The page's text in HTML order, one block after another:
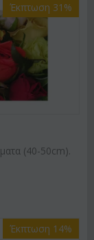
Έκπτωση 31%
(40-50cm).
Έκπτωση 14%